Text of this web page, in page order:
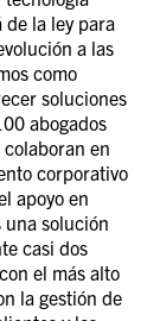
de la ley para
a las
como
soluciones
abogados
en
corporativo
apoyo en
solución
casi dos
el más alto
la gestión de